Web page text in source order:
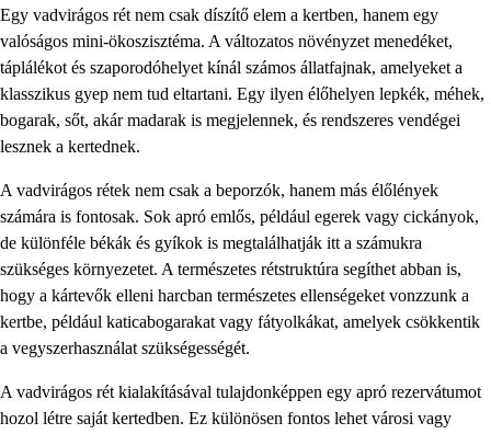
Egy vadvirágos rét nem csak díszítő elem a kertben, hanem egy
valóságos mini-ökoszisztéma. A változatos növényzet menedéket,
táplálékot és szaporodóhelyet kínál számos állatfajnak, amelyeket a
klasszikus gyep nem tud eltartani. Egy ilyen élőhelyen lepkék, méhek,
bogarak, sőt, akár madarak is megjelennek, és rendszeres vendégei
lesznek a kertednek.
A vadvirágos rétek nem csak a beporzók, hanem más élőlények
számára is fontosak. Sok apró emlős, például egerek vagy cickányok,
de különféle békák és gyíkok is megtalálhatják itt a számukra
szükséges környezetet. A természetes rétstruktúra segíthet abban is,
hogy a kártevők elleni harcban természetes ellenségeket vonzzunk a
kertbe, például katicabogarakat vagy fátyolkákat, amelyek csökkentik
a vegyszerhasználat szükségességét.
A vadvirágos rét kialakításával tulajdonképpen egy apró rezervátumot
hozol létre saját kertedben. Ez különösen fontos lehet városi vagy